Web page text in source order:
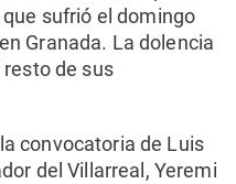
sufrió el domingo
Granada. La dolencia
de sus
convocatoria de Luis
del Villarreal, Yeremi